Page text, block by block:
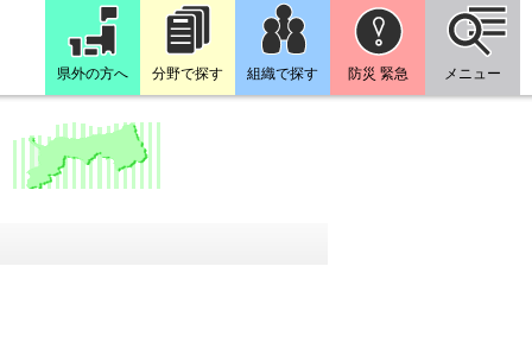
県外の方へ 分野で探す 組織で探す 防災 緊急 メニュー